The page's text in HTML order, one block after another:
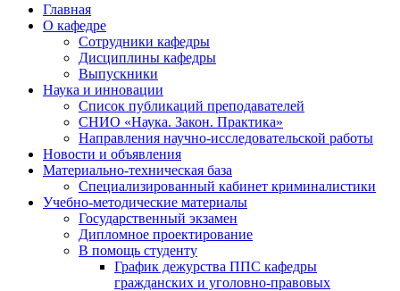
Главная
О кафедре
Сотрудники кафедры
Дисциплины кафедры
Выпускники
Наука и инновации
Список публикаций преподавателей
СНИО «Наука. Закон. Практика»
Направления научно-исследовательской работы
Новости и объявления
Материально-техническая база
Специализированный кабинет криминалистики
Учебно-методические материалы
Государственный экзамен
Дипломное проектирование
В помощь студенту
График дежурства ППС кафедры
гражданских и уголовно-правовых